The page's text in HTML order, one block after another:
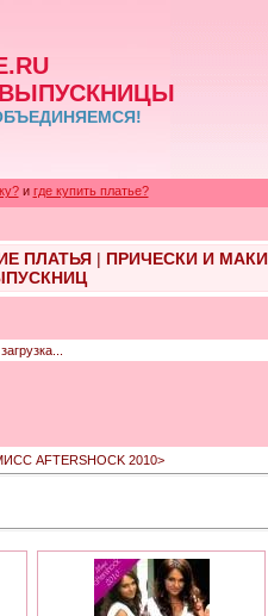
и где купить платье?
ПЛАТЬЯ| ПРИЧЕСКИ И
загрузка...
AFTERSHOCK 2010>